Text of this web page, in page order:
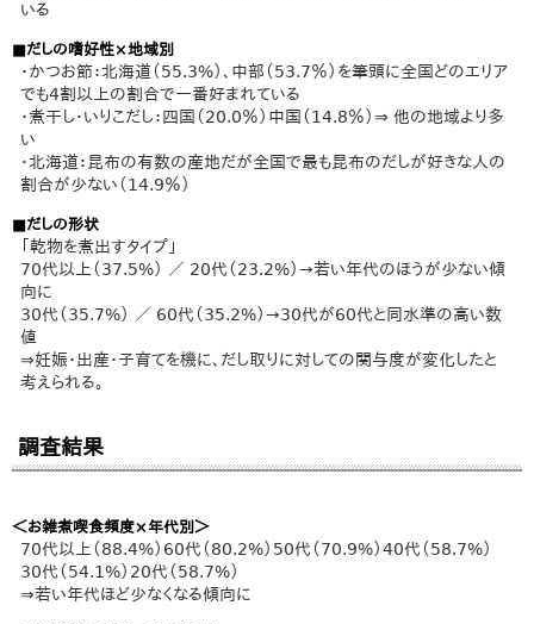
いる
■だしの嗜好性×地域別
・かつお節：北海道（55.3%）、中部（53.7％）を筆頭に全国どのエリア
でも4割以上の割合で一番好まれている
・煮干し・いりこだし：四国（20.0％）中国（14.8％）⇒ 他の地域より多
い
・北海道：昆布の有数の産地だが全国で最も昆布のだしが好きな人の
割合が少ない（14.9％）
■だしの形状
「乾物を煮出すタイプ」
70代以上（37.5%） ／ 20代（23.2%）→若い年代のほうが少ない傾
向に
30代（35.7%） ／ 60代（35.2%）→30代が60代と同水準の高い数
値
⇒妊娠・出産・子育てを機に、だし取りに対しての関与度が変化したと
考えられる。
調査結果
＜お雑煮喫食頻度×年代別＞
70代以上（88.4%）60代（80.2%）50代（70.9%）40代（58.7%）
30代（54.1%）20代（58.7%）
⇒若い年代ほど少なくなる傾向に